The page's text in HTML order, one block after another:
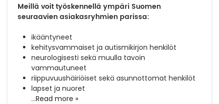
Meillä voit työskennellä ympäri Suomen
seuraavien asiakasryhmien parissa:
ikääntyneet
kehitysvammaiset ja autismikirjon henkilöt
neurologisesti sekä muulla tavoin
vammautuneet
riippuvuushäiriöiset sekä asunnottomat henkilöt
lapset ja nuoret
...Read more »